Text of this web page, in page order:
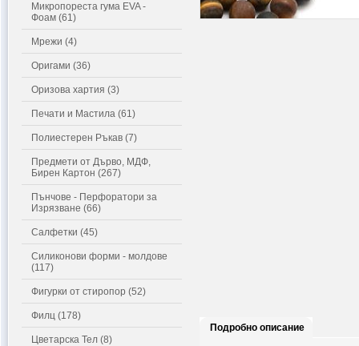
Микропореста гума EVA -
Фоам (61)
Мрежи (4)
Оригами (36)
Оризова хартия (3)
Печати и Мастила (61)
Полиестерен Ръкав (7)
Предмети от Дърво, МДФ,
Бирен Картон (267)
Пънчове - Перфоратори за
Изрязване (66)
Салфетки (45)
Силиконови форми - молдове
(117)
Фигурки от стиропор (52)
Филц (178)
Цветарска Тел (8)
Подробно описание